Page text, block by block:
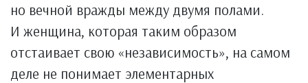
но вечной вражды между двумя полами.
И женщина, которая таким образом
отстаивает свою «независимость», на самом
деле не понимает элементарных